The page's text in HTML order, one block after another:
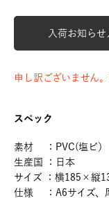
入荷お知ら
申し訳ございません
スペック
素材 ：PVC(塩ビ）
生産国 ：日本
サイズ ：横185×縦
仕様 ：A6サイズ、